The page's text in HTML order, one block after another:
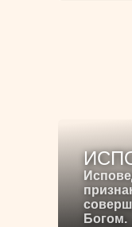
Богом.